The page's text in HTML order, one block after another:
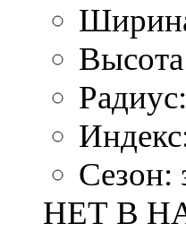
Радиус:
Сезон:
НЕТ В